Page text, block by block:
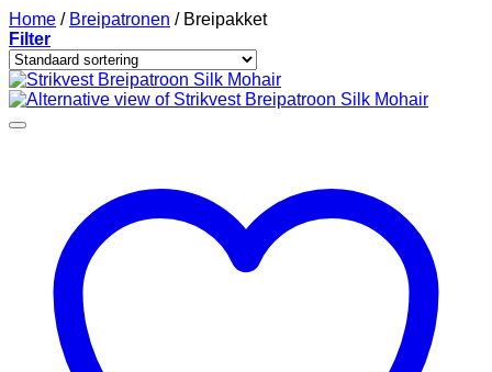
Home / Breipatronen /Breipakket
Filter